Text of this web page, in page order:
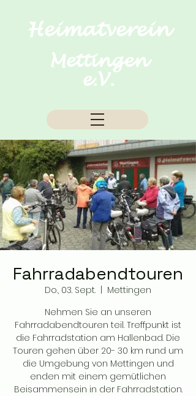
Heimatverein
Mettingen
e.V.
Fahrradabendtouren
Do., 03. Sept.
Mettingen
Nehmen Sie an unseren
Fahrradabendtouren teil. Treffpunkt ist
die Fahrradstation am Hallenbad. Die
Touren gehen über 20- 30 km rund um
die Umgebung von Mettingen und
enden mit einem gemütlichen
Beisammensein in der Fahrradstation.